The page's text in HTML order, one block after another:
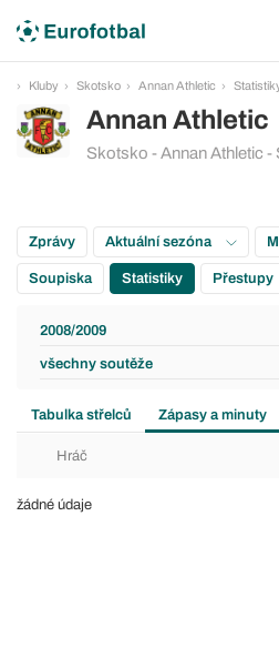
Kluby Skotsko Annan Athletic
Annan Athletic
Skotsko - Annan Athletic -
Zprávy Aktuální sezóna
Soupiska Statistiky Přestupy
2008/2009
všechny soutěže
Tabulka střelců Zápasy a minuty
Hráč
žádné údaje